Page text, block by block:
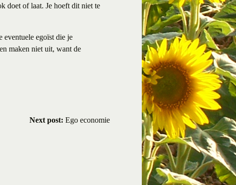
doet of laat. Je hoeft dit niet te
eventuele egoïst die je
maken niet uit, want de
Next post: Ego economie